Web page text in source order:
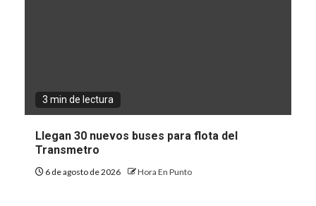
3 min de lectura
Llegan 30 nuevos buses para flota del
Transmetro
6 de agosto de 2026 Hora En Punto